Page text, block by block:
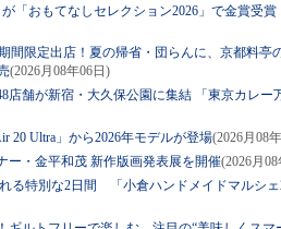
「おもてなしセレクション2026」で金賞受賞
間限定出店！夏の帰省・団らんに、京都料
(2026月08年06日)
舗が新宿・大久保公園に集結 「東京カレー
20 Ultra」から2026年モデルが登場(2026月08
ー・金平和茂 新作版画発表展を開催(2026月
る特別な2日間 「小倉ハンドメイドマルシェ